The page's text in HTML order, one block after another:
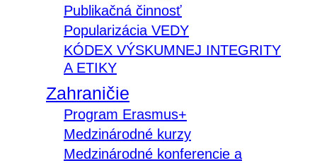
Publikačná činnosť
Popularizácia VEDY
KÓDEX VÝSKUMNEJ INTEGRITY
A ETIKY
Zahraničie
Program Erasmus+
Medzinárodné kurzy
Medzinárodné konferencie a